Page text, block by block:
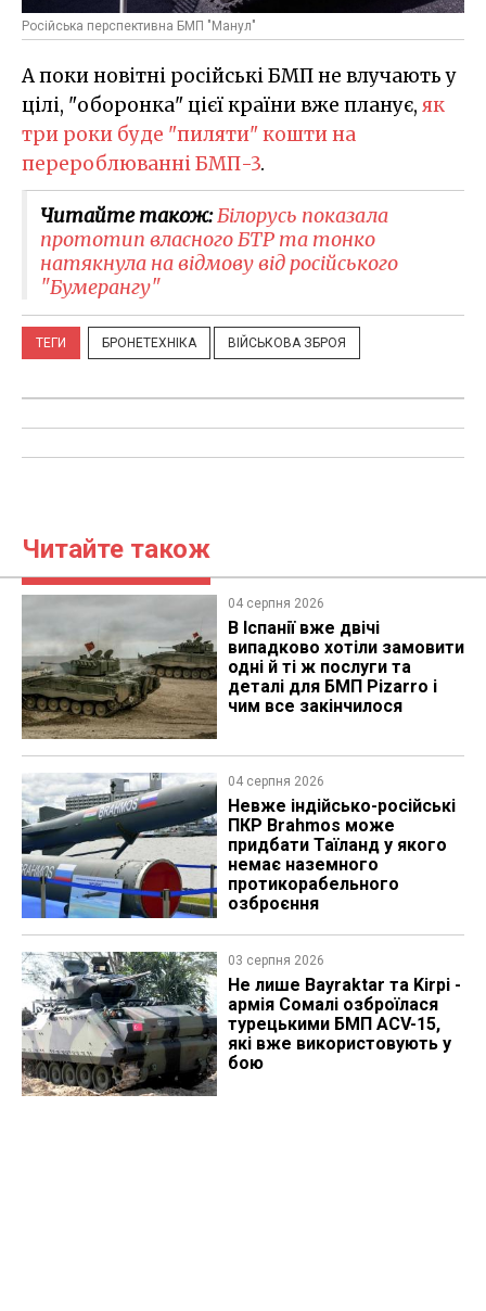
Російська перспективна БМП "Манул"
А поки новітні російські БМП не влучають у
цілі, "оборонка" цієї країни вже планує, як
три роки буде "пиляти" кошти на
перероблюванні БМП-3.
Читайте також:Білорусь показала
прототип власного БТР та тонко
натякнула на відмову від російського
"Бумерангу"
ТЕГИ БРОНЕТЕХНІКА ВІЙСЬКОВА ЗБРОЯ
Читайте також
04 серпня 2026
В Іспанії вже двічі
випадково хотіли замовити
одні й ті ж послуги та
деталі для БМП Pizarro і
чим все закінчилося
04 серпня 2026
Невже індійсько-російські
ПКР Brahmos може
придбати Таїланд у якого
немає наземного
протикорабельного
озброєння
03 серпня 2026
Не лише Bayraktar та Kirpi -
армія Сомалі озброїлася
турецькими БМП ACV-15,
які вже використовують у
бою